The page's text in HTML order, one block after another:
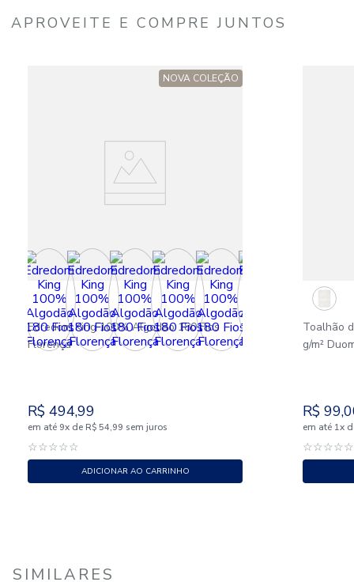
APROVEITE E COMPRE JUNTOS
NOVA COLEÇÃO
Edredom King 100% Algodão 180 Fios
Florença
R$ 494,99
em até 9x de R$ 54,99 sem juros
☆☆☆☆☆
ADICIONAR AO CARRINHO
Toalhão
g/m²
R$ 99,
em até 1x
☆☆☆☆☆
SIMILARES